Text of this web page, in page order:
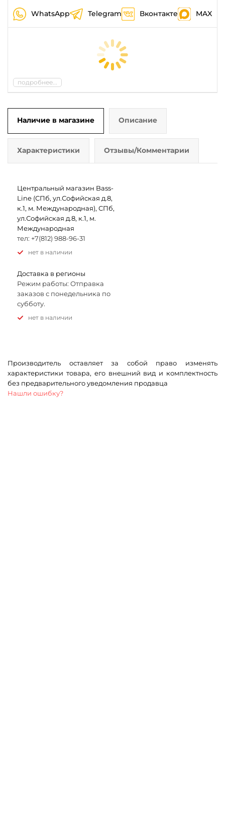
WhatsApp Telegram Вконтакте MAX
подробнее...
Наличие в магазине Описание
Характеристики Отзывы/Комментарии
Центральный магазин Bass-
Line (СПб, ул.Софийская д.8,
к.1, м. Международная), СПб,
ул.Софийская д.8, к.1, м.
Международная
тел: +7(812) 988-96-31
Нет в наличии
Доставка в регионы
Режим работы: Отправка
заказов с понедельника по
субботу.
Нет в наличии
Производитель оставляет за собой право изменять
характеристики товара, его внешний вид и комплектность
без предварительного уведомления продавца
Нашли ошибку?